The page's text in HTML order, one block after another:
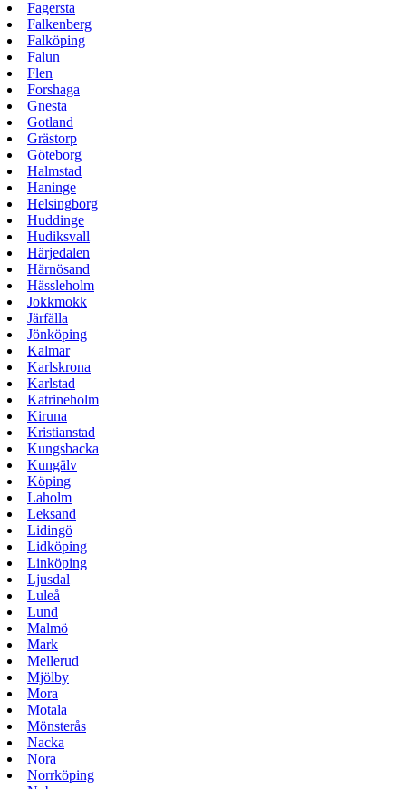
Fagersta
Falkenberg
Falköping
Falun
Flen
Forshaga
Gnesta
Gotland
Grästorp
Göteborg
Halmstad
Haninge
Helsingborg
Huddinge
Hudiksvall
Härjedalen
Härnösand
Hässleholm
Jokkmokk
Järfälla
Jönköping
Kalmar
Karlskrona
Karlstad
Katrineholm
Kiruna
Kristianstad
Kungsbacka
Kungälv
Köping
Laholm
Leksand
Lidingö
Lidköping
Linköping
Ljusdal
Luleå
Lund
Malmö
Mark
Mellerud
Mjölby
Mora
Motala
Mönsterås
Nacka
Nora
Norrköping